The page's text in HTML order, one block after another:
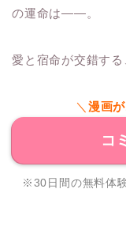
の運命は――。
愛と宿命が交錯する
＼ 漫画
コ
※30日間の無料体